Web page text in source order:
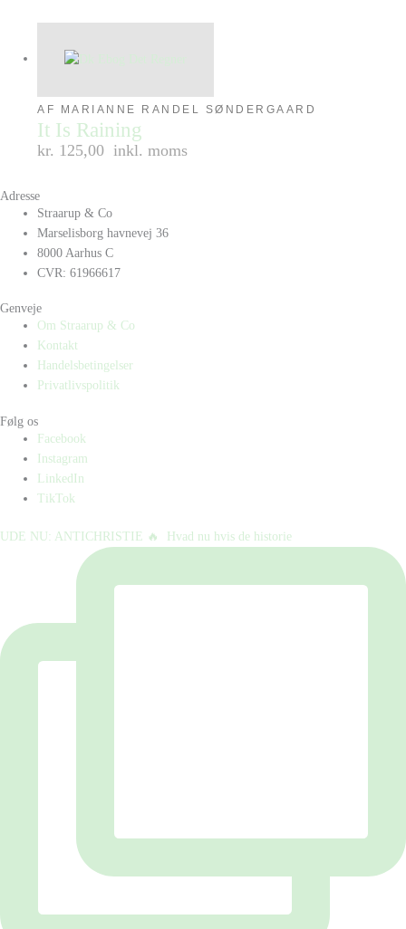
AF MARIANNE RANDEL SØNDERGAARD
It Is Raining
kr. 125,00 inkl. moms
Adresse
Straarup & Co
Marselisborg havnevej 36
8000 Aarhus C
CVR: 61966617
Genveje
Om Straarup & Co
Kontakt
Handelsbetingelser
Privatlivspolitik
Følg os
Facebook
Instagram
LinkedIn
TikTok
UDE NU: ANTICHRISTIE 🔥⁠ ⁠ Hvad nu hvis de historie